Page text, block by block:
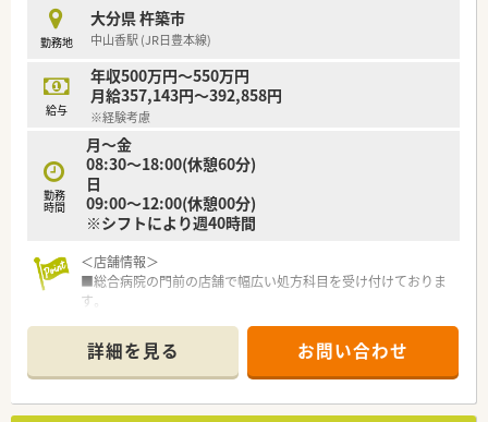
おります。
■現在、薬剤師常勤1名+助手1名の方がいらっしゃいます。
■毎年社員旅行（全額病院負担）を行うなど福利厚生にも力を入
れています。
勤務地
大分県 杵築市
中山香駅 (JR日豊本線)
給与
年収500万円～550万円
月給357,143円～392,858円
※経験考慮
勤務
時間
月～金
08:30～18:00(休憩60分)
日
09:00～12:00(休憩00分)
※シフトにより週40時間
＜店舗情報＞
■総合病院の門前の店舗で幅広い処方科目を受け付けておりま
す。
す。
■12台車が停められる駐車場があり、広い敷地にございます。
<こんな薬局です>
詳細を見る お問い合わせ